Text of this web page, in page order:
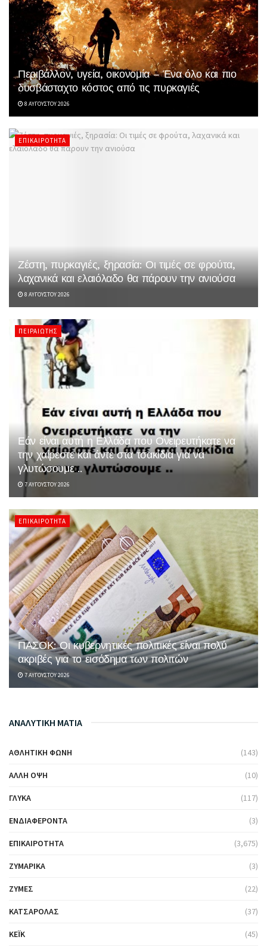
Περιβάλλον, υγεία, οικονομία – Ένα όλο και πιο
δυσβάσταχτο κόστος από τις πυρκαγιές
8 ΑΥΓΟΎΣΤΟΥ 2026
ΕΠΙΚΑΙΡΌΤΗΤΑ
Ζέστη, πυρκαγιές, ξηρασία: Οι τιμές σε φρούτα,
λαχανικά και ελαιόλαδο θα πάρουν την ανιούσα
8 ΑΥΓΟΎΣΤΟΥ 2026
ΠΕΙΡΑΙΏΤΗΣ
Εάν είναι αυτή η Ελλάδα που Ονειρευτήκατε να
την χαίρεστε και άντε στα τσακίδια για να
γλυτώσουμε ..
7 ΑΥΓΟΎΣΤΟΥ 2026
ΕΠΙΚΑΙΡΌΤΗΤΑ
ΠΑΣΟΚ: Οι κυβερνητικές πολιτικές είναι πολύ
ακριβές για το εισόδημα των πολιτών
7 ΑΥΓΟΎΣΤΟΥ 2026
ΑΝΑΛΥΤΙΚΗ ΜΑΤΙΑ
ΑΘΛΗΤΙΚΉ ΦΩΝΉ (143)
ΆΛΛΗ ΌΨΗ (10)
ΓΛΥΚΆ (117)
ΕΝΔΙΑΦΈΡΟΝΤΑ (3)
ΕΠΙΚΑΙΡΌΤΗΤΑ (3,675)
ΖΥΜΑΡΙΚΆ (3)
ΖΎΜΕΣ (22)
ΚΑΤΣΑΡΌΛΑΣ (37)
ΚΈΙΚ (45)